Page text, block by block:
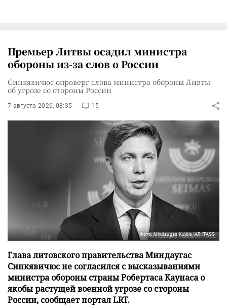
Премьер Литвы осадил министра
обороны из-за слов о России
Синкявичюс опроверг слова министра обороны Ливты
об угрозе со стороны России
7 августа 2026, 08:35 15
Фото: Mindaugas Kulbis/AP/TASS
Глава литовского правительства Миндаугас
Синкявичюс не согласился с высказываниями
министра обороны страны Робертаса Каунаса о
якобы растущей военной угрозе со стороны
России, сообщает портал LRT.